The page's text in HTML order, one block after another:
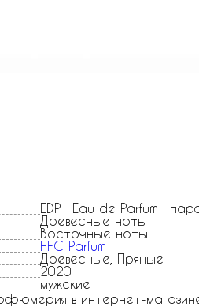
EDP · Eau de Parfum ·
Древесные ноты
Восточные ноты
HFC Parfum
Древесные, Пряные
2020
мужские
в интернет-